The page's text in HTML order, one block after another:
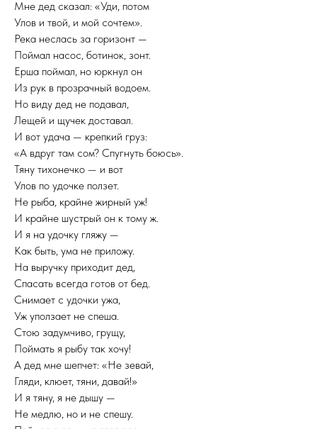
Мне дед сказал: «Уди, потом
Улов и твой, и мой сочтем».
Река неслась за горизонт —
Поймал насос, ботинок, зонт.
Ерша поймал, но юркнул он
Из рук в прозрачный водоем.
Но виду дед не подавал,
Лещей и щучек доставал.
И вот удача — крепкий груз:
«А вдруг там сом? Спугнуть боюсь».
Тяну тихонечко — и вот
Улов по удочке ползет.
Не рыба, крайне жирный уж!
И крайне шустрый он к тому ж.
И я на удочку гляжу —
Как быть, ума не приложу.
На выручку приходит дед,
Спасать всегда готов от бед.
Снимает с удочки ужа,
Уж уползает не спеша.
Стою задумчиво, грущу,
Поймать я рыбу так хочу!
А дед мне шепчет: «Не зевай,
Гляди, клюет, тяни, давай!»
И я тяну, я не дышу —
Не медлю, но и не спешу.